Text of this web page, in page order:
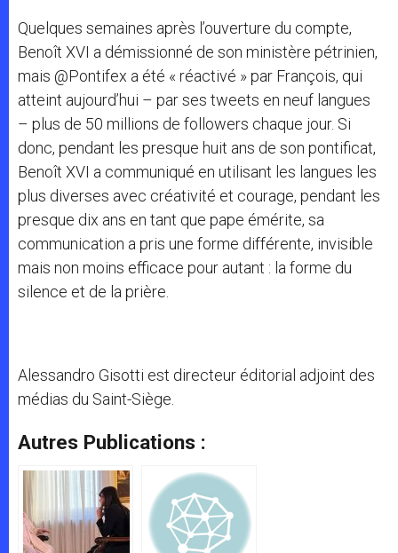
Quelques semaines après l’ouverture du compte,
Benoît XVI a démissionné de son ministère pétrinien,
mais @Pontifex a été « réactivé » par François, qui
atteint aujourd’hui – par ses tweets en neuf langues
– plus de 50 millions de followers chaque jour. Si
donc, pendant les presque huit ans de son pontificat,
Benoît XVI a communiqué en utilisant les langues les
plus diverses avec créativité et courage, pendant les
presque dix ans en tant que pape émérite, sa
communication a pris une forme différente, invisible
mais non moins efficace pour autant : la forme du
silence et de la prière.
Alessandro Gisotti est directeur éditorial adjoint des
médias du Saint-Siège.
Autres Publications :